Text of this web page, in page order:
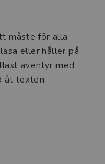
måste för alla
eller håller på
äventyr med
åt texten.